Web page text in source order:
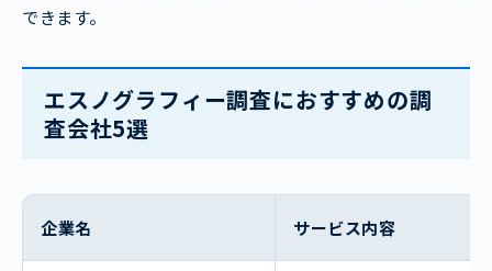
できます。
エスノグラフィー調査におすすめの調
査会社5選
企業名 サービス内容